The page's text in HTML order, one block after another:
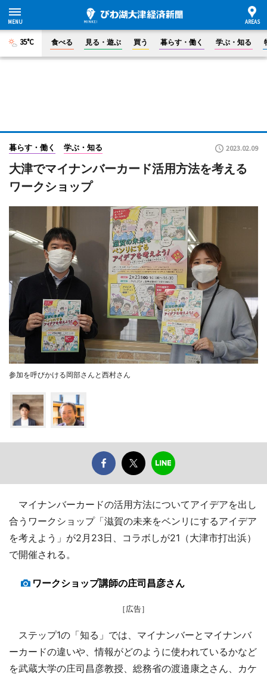
35°C 食べる 見る・遊ぶ 買う 暮らす・働く 学ぶ・知る
暮らす・働く 学ぶ・知る 2023.02.09
大津でマイナンバーカード活用方法を考える
ワークショップ
参加を呼びかける岡部さんと西村さん
マイナンバーカードの活用方法についてアイデアを出し
合うワークショップ「滋賀の未来をベンリにするアイデア
を考えよう」が2月23日、コラボしが21（大津市打出浜）
で開催される。
ワークショップ講師の庄司昌彦さん
［広告］
ステップ1の「知る」では、マイナンバーとマイナンバ
ーカードの違いや、情報がどのように使われているかなど
を武蔵大学の庄司昌彦教授、総務省の渡邉康之さん、カケ